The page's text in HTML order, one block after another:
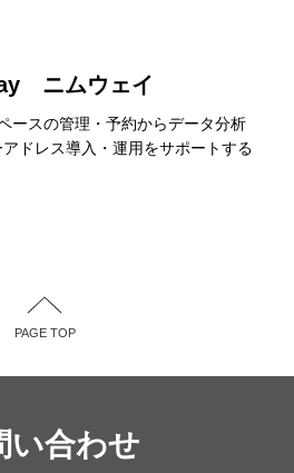
ニムウェイ
ースの管理・予約からデータ分析
ドレス導入・運用をサポートする
PAGE TOP
い合わせ